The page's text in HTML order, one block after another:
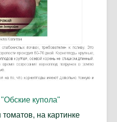
на картинке